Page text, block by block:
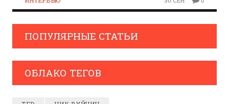
ПОПУЛЯРНЫЕ СТАТЬИ
ОБЛАКО ТЕГОВ